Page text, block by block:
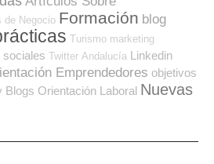
de Negocio Formación blog
Turismo marketing
sociales Twitter Andalucía Linkedin
Emprendedores objetivos
Blogs Orientación Laboral Nuevas